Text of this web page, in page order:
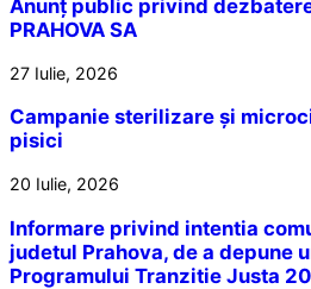
Anunț public privind
PRAHOVA SA
27 Iulie, 2026
Campanie sterilizare și
pisici
20 Iulie, 2026
Informare privind intentia
judetul Prahova, de a depune
Programului Tranzitie Justa